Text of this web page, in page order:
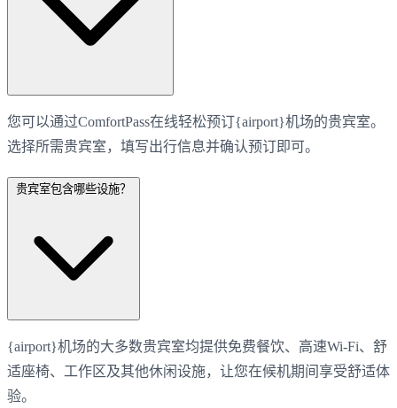
您可以通过ComfortPass在线轻松预订{airport}机场的贵宾室。
选择所需贵宾室，填写出行信息并确认预订即可。
贵宾室包含哪些设施？
{airport}机场的大多数贵宾室均提供免费餐饮、高速Wi-Fi、舒
适座椅、工作区及其他休闲设施，让您在候机期间享受舒适体
验。